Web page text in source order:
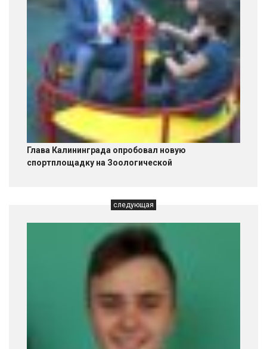
Глава Калининграда опробовал новую
спортплощадку на Зоологической
следующая